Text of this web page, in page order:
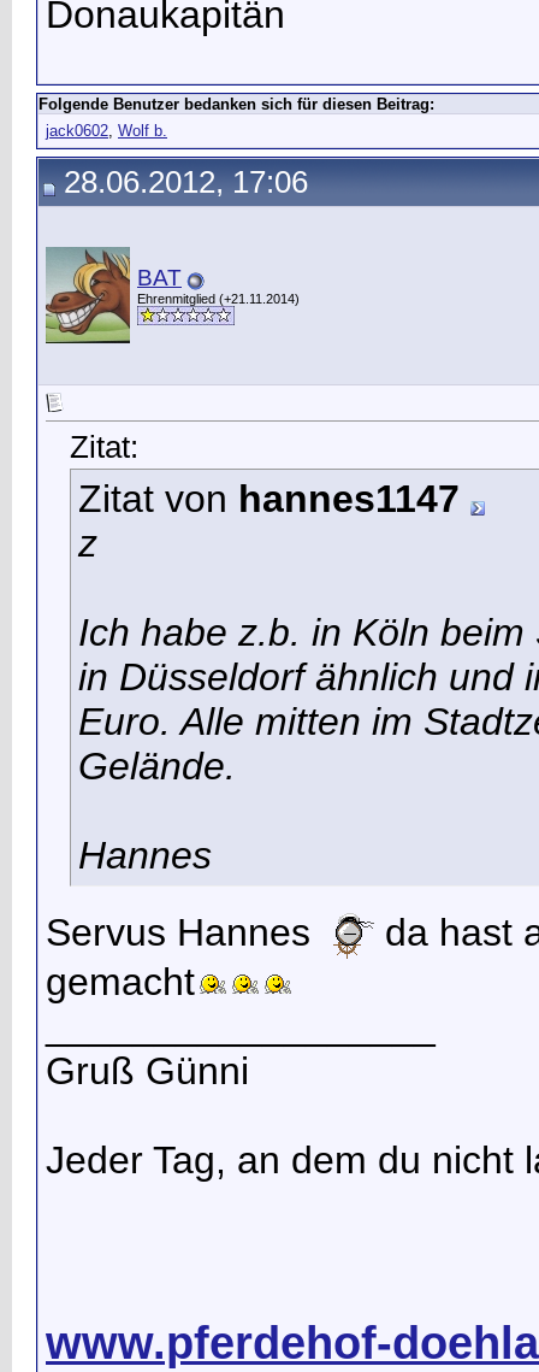
Donaukapitän
Folgende Benutzer bedanken sich für diesen Beitrag:
jack0602, Wolf b.
28.06.2012, 17:06
BAT
Ehrenmitglied (+21.11.2014)
Zitat:
Zitat von hannes1147
z
Ich habe z.b. in Köln
in Düsseldorf ähnlich und
Euro. Alle mitten im
Gelände.
Hannes
Servus Hannes
da hast
gemacht
Gruß Günni
Jeder Tag, an dem du nicht
www.pferdehof-